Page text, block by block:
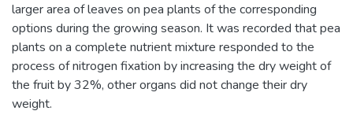
larger area of leaves on pea plants of the corresponding
options during the growing season. It was recorded that pea
plants on a complete nutrient mixture responded to the
process of nitrogen fixation by increasing the dry weight of
the fruit by 32%, other organs did not change their dry
weight.